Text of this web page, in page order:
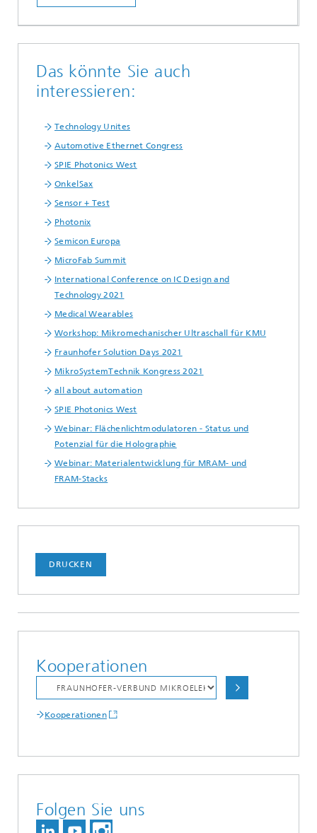
Das könnte Sie auch
interessieren:
Technology Unites
Automotive Ethernet Congress
SPIE Photonics West
OnkelSax
Sensor + Test
Photonix
Semicon Europa
MicroFab Summit
International Conference on IC Design and
Technology 2021
Medical Wearables
Workshop: Mikromechanischer Ultraschall für KMU
Fraunhofer Solution Days 2021
MikroSystemTechnik Kongress 2021
all about automation
SPIE Photonics West
Webinar: Flächenlichtmodulatoren - Status und
Potenzial für die Holographie
Webinar: Materialentwicklung für MRAM- und
FRAM-Stacks
DRUCKEN
Kooperationen
Kooperationen
Folgen Sie uns